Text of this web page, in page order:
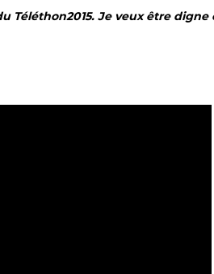
Téléthon2015. Je veux être